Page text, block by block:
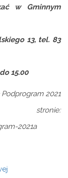
w Gminnym
13, tel. 83
15.00
2021
2021a